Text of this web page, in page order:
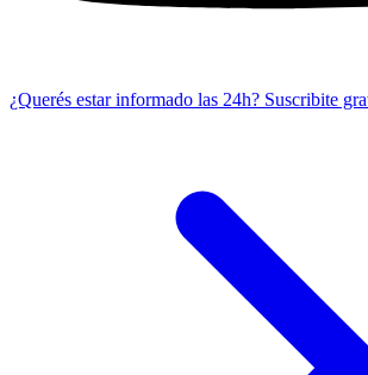
¿Querés estar informado las 24h? Suscribite